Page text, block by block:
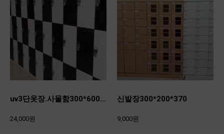
uv3단옷장.사물함300*600*480
24,000원
신발장300*200*370
9,000원